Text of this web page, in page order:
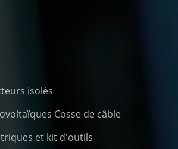
isolés
Cosse de câble
et kit d'outils